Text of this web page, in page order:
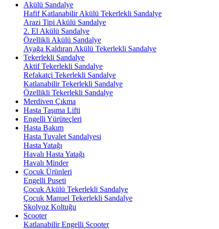
Akülü Sandalye
Hafif Katlanabilir Akülü Tekerlekli Sandalye
Arazi Tipi Akülü Sandalye
2. El Akülü Sandalye
Özellikli Akülü Sandalye
Ayağa Kaldıran Akülü Tekerlekli Sandalye
Tekerlekli Sandalye
Aktif Tekerlekli Sandalye
Refakatçi Tekerlekli Sandalye
Katlanabilir Tekerlekli Sandalye
Özellikli Tekerlekli Sandalye
Merdiven Çıkma
Hasta Taşıma Lifti
Engelli Yürüteçleri
Hasta Bakım
Hasta Tuvalet Sandalyesi
Hasta Yatağı
Havalı Hasta Yatağı
Havalı Minder
Çocuk Ürünleri
Engelli Puseti
Çocuk Akülü Tekerlekli Sandalye
Çocuk Manuel Tekerlekli Sandalye
Skolyoz Koltuğu
Scooter
Katlanabilir Engelli Scooter